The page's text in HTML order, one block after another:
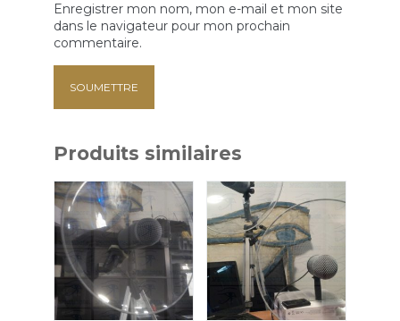
Enregistrer mon nom, mon e-mail et mon site
dans le navigateur pour mon prochain
commentaire.
Produits similaires